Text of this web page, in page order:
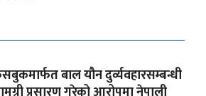
बाल यौन दुर्व्यवहारसम्बन्धी